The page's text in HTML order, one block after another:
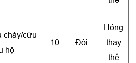
cháy/cứu
hộ
10 Đôi
Hỏng
thay
thế